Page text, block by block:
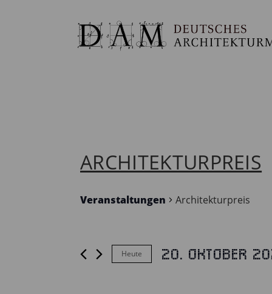
ARCHITEKTURPREIS
Veranstaltungen Architekturpreis
VERANSTALTUNGEN
Heute 20. Oktober